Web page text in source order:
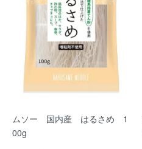
ムソー 国内産 はるさめ 1
00g